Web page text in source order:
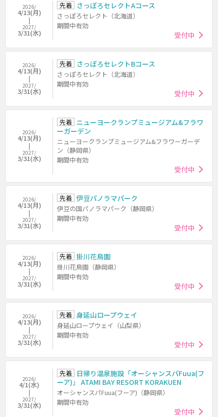
2026/
4/13(月)
2027/
3/31(水)
先着 さっぽろセレクトAコース
さっぽろセレクト（北海道）
期間中有効
受付中
2026/
4/13(月)
2027/
3/31(水)
先着 さっぽろセレクトBコース
さっぽろセレクト（北海道）
期間中有効
受付中
2026/
4/13(月)
2027/
3/31(水)
先着 ニューヨークランプミュージアム&フラワ
ーガーデン
ニューヨークランプミュージアム&フラワーガーデ
ン（静岡県）
期間中有効
受付中
2026/
4/13(月)
2027/
3/31(水)
先着 伊豆パノラマパーク
伊豆の国パノラマパーク（静岡県）
期間中有効
受付中
2026/
4/13(月)
2027/
3/31(水)
先着 掛川花鳥園
掛川花鳥園（静岡県）
期間中有効
受付中
2026/
4/13(月)
2027/
3/31(水)
先着 身延山ロープウェイ
身延山ロープウェイ（山梨県）
期間中有効
受付中
2026/
4/1(水)
2027/
3/31(水)
先着
日帰り温泉施設「オーシャンスパFuua(フ
ーア)」 ATAMI BAY RESORT KORAKUEN
オーシャンスパFuua(フーア)（静岡県）
期間中有効
受付中